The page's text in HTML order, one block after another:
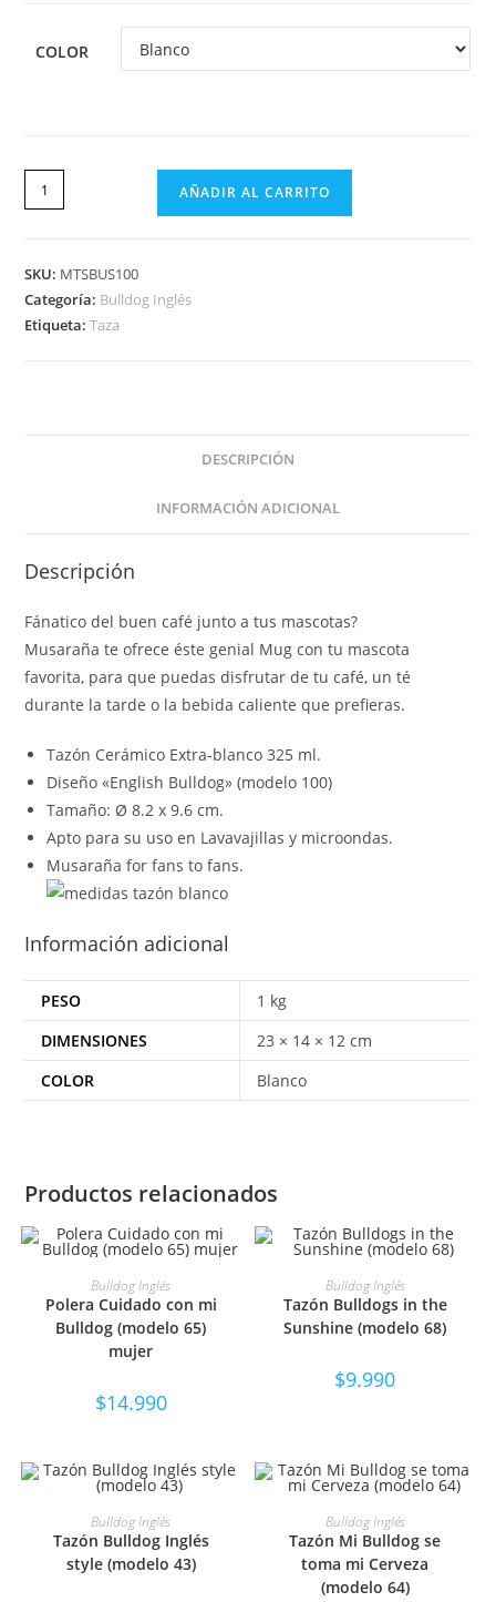
COLOR
AÑADIR AL CARRITO
SKU: MTSBUS100
Categoría: Bulldog Inglés
Etiqueta:Taza
DESCRIPCIÓN
INFORMACIÓN ADICIONAL
Descripción
Fánatico del buen café junto a tus mascotas?
Musaraña te ofrece éste genial Mug con tu mascota
favorita, para que puedas disfrutar de tu café, un té
durante la tarde o la bebida caliente que prefieras.
Tazón Cerámico Extra-blanco 325 ml.
Diseño «English Bulldog» (modelo 100)
Tamaño: Ø 8.2 x 9.6 cm.
Apto para su uso en Lavavajillas y microondas.
Musaraña for fans to fans.
Información adicional
PESO
1 kg
DIMENSIONES
23 × 14 × 12 cm
COLOR
Blanco
Productos relacionados
SELECCIONAR OPCIONES
Bulldog Inglés
Polera Cuidado con mi
Bulldog (modelo 65)
mujer
$14.990
SELECCIONAR OPCIONES
Bulldog Inglés
Tazón Bulldogs in the
Sunshine (modelo 68)
$9.990
SELECCIONAR OPCIONES
Bulldog Inglés
Tazón Bulldog Inglés
style (modelo 43)
SELECCIONAR OPCIONES
Bulldog Inglés
Tazón Mi Bulldog se
toma mi Cerveza
(modelo 64)